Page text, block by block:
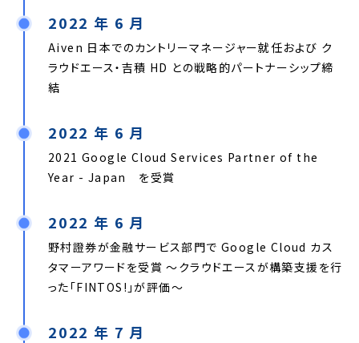
2022 年 6 月
Aiven 日本でのカントリーマネージャー就任および ク
ラウドエース・吉積 HD との戦略的パートナーシップ締
結
2022 年 6 月
2021 Google Cloud Services Partner of the
Year - Japan を受賞
2022 年 6 月
野村證券が金融サービス部門で Google Cloud カス
タマーアワードを受賞 〜クラウドエースが構築支援を行
った「FINTOS!」が評価〜
2022 年 7 月